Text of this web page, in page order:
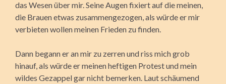
das Wesen über mir. Seine Augen fixiert auf die meinen,
die Brauen etwas zusammengezogen, als würde er mir
verbieten wollen meinen Frieden zu finden.
Dann begann er an mir zu zerren und riss mich grob
hinauf, als würde er meinen heftigen Protest und mein
wildes Gezappel gar nicht bemerken. Laut schäumend